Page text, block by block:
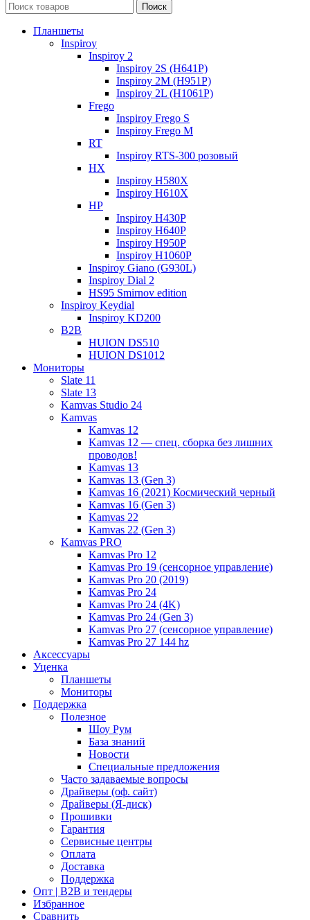
Поиск
Планшеты
Inspiroy
Inspiroy 2
Inspiroy 2S (H641P)
Inspiroy 2M (H951P)
Inspiroy 2L (H1061P)
Frego
Inspiroy Frego S
Inspiroy Frego M
RT
Inspiroy RTS-300 розовый
HX
Inspiroy H580X
Inspiroy H610X
HP
Inspiroy H430P
Inspiroy H640P
Inspiroy H950P
Inspiroy H1060P
Inspiroy Giano (G930L)
Inspiroy Dial 2
HS95 Smirnov edition
Inspiroy Keydial
Inspiroy KD200
B2B
HUION DS510
HUION DS1012
Мониторы
Slate 11
Slate 13
Kamvas Studio 24
Kamvas
Kamvas 12
Kamvas 12 — спец. сборка без лишних
проводов!
Kamvas 13
Kamvas 13 (Gen 3)
Kamvas 16 (2021) Космический черный
Kamvas 16 (Gen 3)
Kamvas 22
Kamvas 22 (Gen 3)
Kamvas PRO
Kamvas Pro 12
Kamvas Pro 19 (сенсорное управление)
Kamvas Pro 20 (2019)
Kamvas Pro 24
Kamvas Pro 24 (4K)
Kamvas Pro 24 (Gen 3)
Kamvas Pro 27 (сенсорное управление)
Kamvas Pro 27 144 hz
Аксессуары
Уценка
Планшеты
Мониторы
Поддержка
Полезное
Шоу Рум
База знаний
Новости
Специальные предложения
Часто задаваемые вопросы
Драйверы (оф. сайт)
Драйверы (Я-диск)
Прошивки
Гарантия
Сервисные центры
Оплата
Доставка
Поддержка
Опт | B2B и тендеры
Избранное
Сравнить